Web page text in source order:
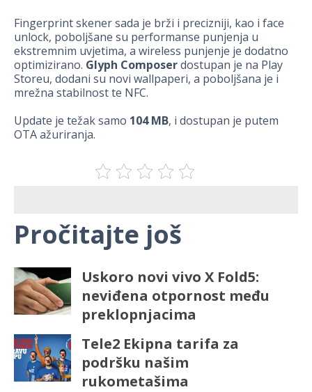
Fingerprint skener sada je brži i precizniji, kao i face
unlock, poboljšane su performanse punjenja u
ekstremnim uvjetima, a wireless punjenje je dodatno
optimizirano. Glyph Composerdostupan je na Play
Storeu, dodani su novi wallpaperi, a poboljšana je i
mrežna stabilnost te NFC.
Update je težak samo 104 MB, i dostupan je putem
OTA ažuriranja.
Pročitajte još
Uskoro novi vivo X Fold5:
neviđena otpornost među
preklopnjacima
Tele2 Ekipna tarifa za
podršku našim
rukometašima